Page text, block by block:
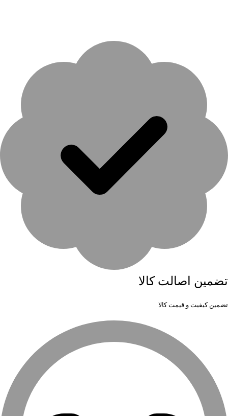
تضمین اصالت کالا
تضمین کیفیت و قیمت کالا